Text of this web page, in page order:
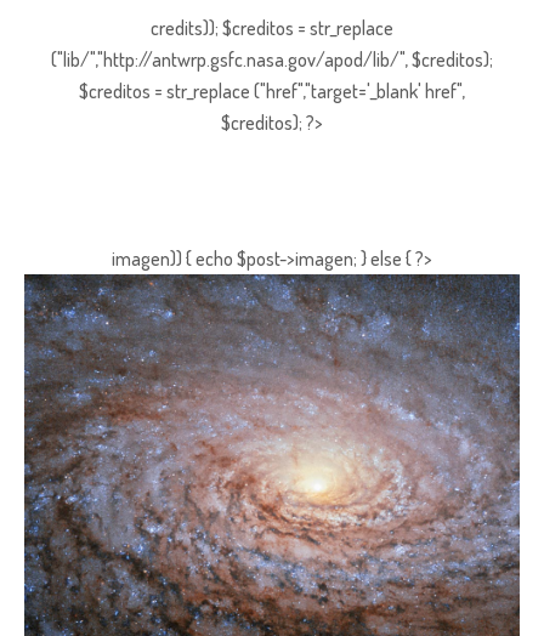
credits)); $creditos = str_replace
("lib/","http://antwrp.gsfc.nasa.gov/apod/lib/", $creditos);
$creditos = str_replace ("href","target='_blank' href",
$creditos); ?>
imagen)) { echo $post->imagen; } else { ?>